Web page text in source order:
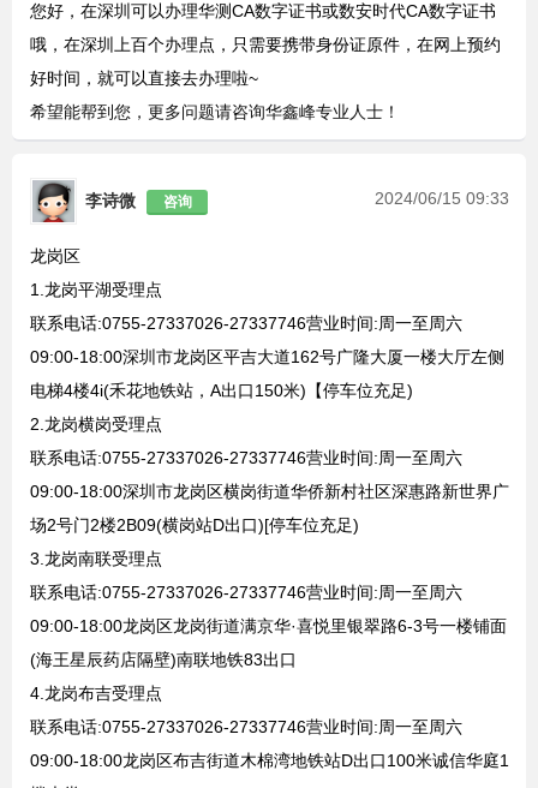
您好，在深圳可以办理华测CA数字证书或数安时代CA数字证书
哦，在深圳上百个办理点，只需要携带身份证原件，在网上预约
好时间，就可以直接去办理啦~
希望能帮到您，更多问题请咨询华鑫峰专业人士！
李诗微 咨询 2024/06/15 09:33
龙岗区
1.龙岗平湖受理点
联系电话:0755-27337026-27337746营业时间:周一至周六
09:00-18:00深圳市龙岗区平吉大道162号广隆大厦一楼大厅左侧
电梯4楼4i(禾花地铁站，A出口150米)【停车位充足)
2.龙岗横岗受理点
联系电话:0755-27337026-27337746营业时间:周一至周六
09:00-18:00深圳市龙岗区横岗街道华侨新村社区深惠路新世界广
场2号门2楼2B09(横岗站D出口)[停车位充足)
3.龙岗南联受理点
联系电话:0755-27337026-27337746营业时间:周一至周六
09:00-18:00龙岗区龙岗街道满京华·喜悦里银翠路6-3号一楼铺面
(海王星辰药店隔壁)南联地铁83出口
4.龙岗布吉受理点
联系电话:0755-27337026-27337746营业时间:周一至周六
09:00-18:00龙岗区布吉街道木棉湾地铁站D出口100米诚信华庭1